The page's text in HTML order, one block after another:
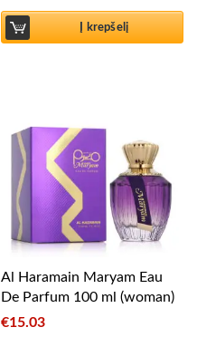
Į krepšelį
Al Haramain Maryam Eau
De Parfum 100 ml (woman)
€15.03